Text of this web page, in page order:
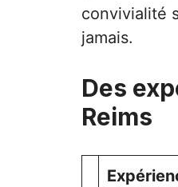
convivialité
jamais.
Des
Reims